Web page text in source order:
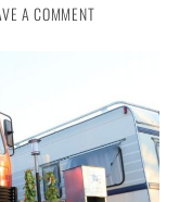
A COMMENT